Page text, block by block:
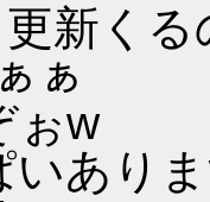
新くる
ぁ
ぉw
いあり